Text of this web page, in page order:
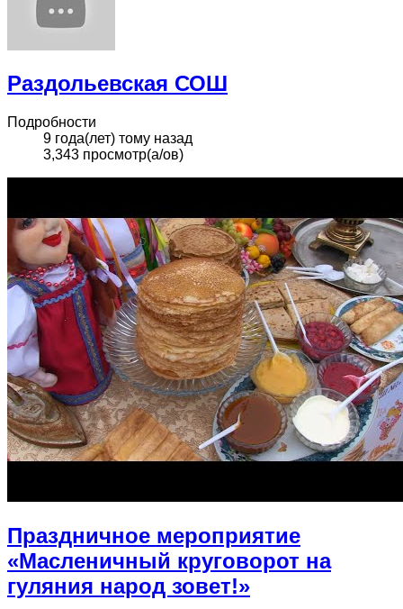
Раздольевская СОШ
Подробности
9 года(лет) тому назад
3,343 просмотр(а/ов)
Праздничное мероприятие
«Масленичный круговорот на
гуляния народ зовет!»